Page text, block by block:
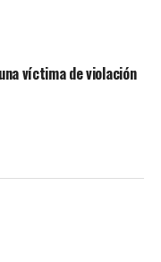
víctima de violación